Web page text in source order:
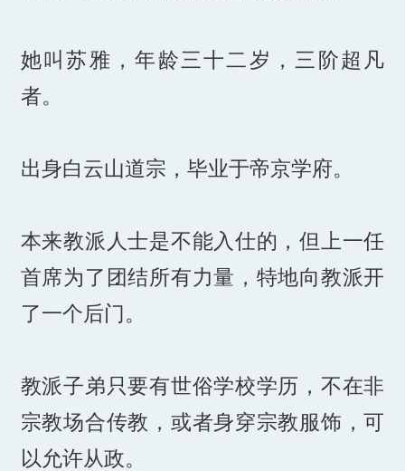
她叫苏雅，年龄三十二岁，三阶超凡
者。
出身白云山道宗，毕业于帝京学府。
本来教派人士是不能入仕的，但上一任
首席为了团结所有力量，特地向教派开
了一个后门。
教派子弟只要有世俗学校学历，不在非
宗教场合传教，或者身穿宗教服饰，可
以允许从政。